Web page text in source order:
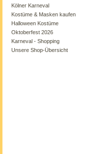
Kölner Karneval
Kostüme & Masken kaufen
Halloween Kostüme
Oktoberfest 2026
Karneval - Shopping
Unsere Shop-Übersicht